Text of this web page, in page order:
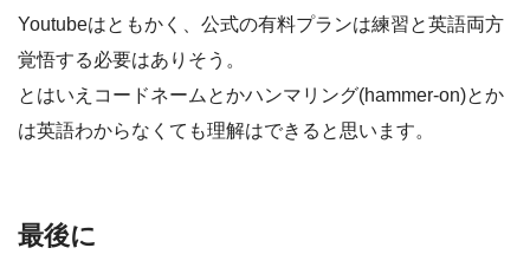
Youtubeはともかく、公式の有料プランは練習と英語両方
覚悟する必要はありそう。
とはいえコードネームとかハンマリング(hammer-on)とか
は英語わからなくても理解はできると思います。
最後に